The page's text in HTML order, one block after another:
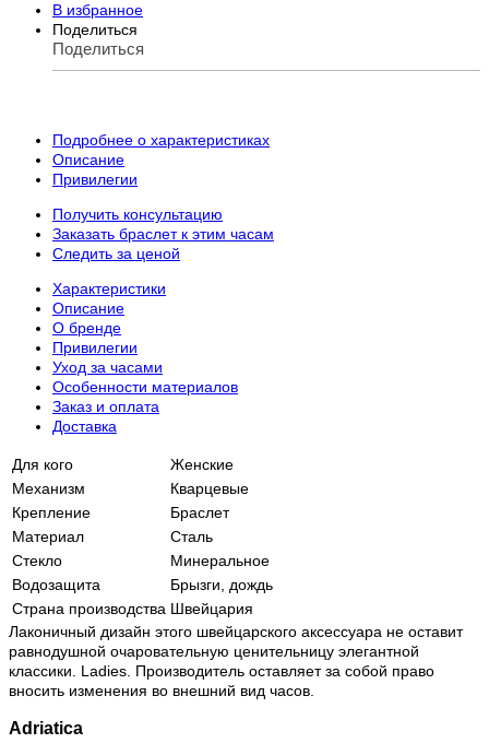
В избранное
Поделиться
Поделиться
Подробнее о характеристиках
Описание
Привилегии
Получить консультацию
Заказать браслет к этим часам
Следить за ценой
Характеристики
Описание
О бренде
Привилегии
Уход за часами
Особенности материалов
Заказ и оплата
Доставка
Для кого
Женские
Механизм
Кварцевые
Крепление
Браслет
Материал
Сталь
Стекло
Минеральное
Водозащита
Брызги, дождь
Страна производства Швейцария
Лаконичный дизайн этого швейцарского аксессуара не оставит
равнодушной очаровательную ценительницу элегантной
классики. Ladies. Производитель оставляет за собой право
вносить изменения во внешний вид часов.
Adriatica